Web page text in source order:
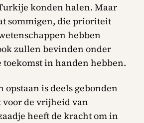
konden halen. Maar
sommigen, die prioriteit
hebben
zullen bevinden onder
toekomst in handen hebben.
opstaan is deels gebonden
voor de vrijheid van
heeft de kracht om in